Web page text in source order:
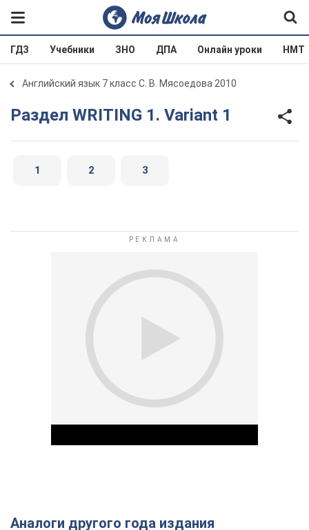
ГДЗ Учебники ЗНО ДПА Онлайн уроки НМТ
Английский язык 7 класс С. В. Мясоедова 2010
Раздел WRITING 1. Variant 1
1 2 3
Аналоги другого года издания